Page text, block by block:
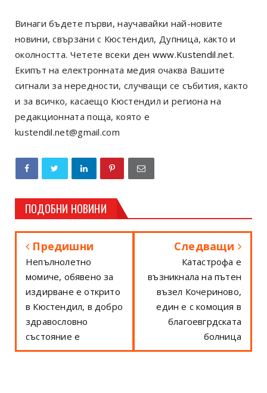
Винаги бъдете първи, научавайки най-новите
новини, свързани с Кюстендил, Дупница, както и
околността. Четете всеки ден www.Kustendil.net.
Екипът на електронната медия очаква Вашите
сигнали за нередности, случващи се събития, както
и за всичко, касаещо Кюстендил и региона на
редакционната поща, която е
kustendil.net@gmail.com
ПОДОБНИ НОВИНИ
Предишни
Непълнолетно
момиче, обявено за
издирване е открито
в Кюстендил, в добро
здравословно
състояние е
Следващи
Катастрофа е
възникнала на пътен
възел Кочериново,
един е с комоция в
благоевгрдската
болница